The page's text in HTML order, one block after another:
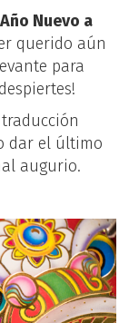
Nuevo a
querido aún
para
traducción
dar el último
augurio.